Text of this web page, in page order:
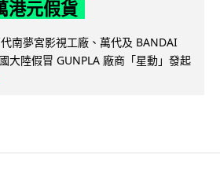
港元假貨
南夢宮影視工廠、萬代及 BANDAI
大陸假冒 GUNPLA 廠商「星動」發起